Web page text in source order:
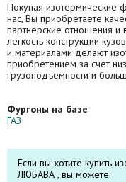
Покупая изотермические
нас, Вы приобретаете
партнерские отношения и
легкость конструкции
и материалами делают
приобретением за счет
грузоподъемности и
Фургоны на базе
ГАЗ
Если вы хотите купить
ЛЮБАВА , вы можете: